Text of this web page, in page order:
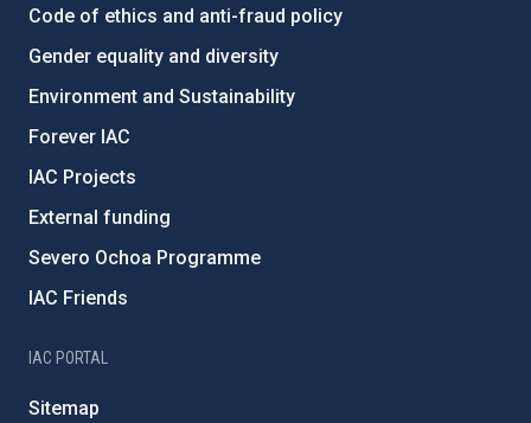
Code of ethics and anti-fraud policy
Gender equality and diversity
Environment and Sustainability
Forever IAC
IAC Projects
External funding
Severo Ochoa Programme
IAC Friends
IAC PORTAL
Sitemap